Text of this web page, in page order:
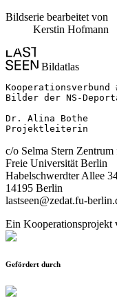
Bildserie bearbeitet von
Kerstin Hofmann
Bildatlas
Kooperationsverbund
Bilder der NS-
Dr. Alina Bothe
Projektleiterin
c/o Selma Stern
Freie Universität Berlin
Habelschwerdter Allee
14195 Berlin
lastseen@zedat.fu-
Ein Kooperationsprojekt
Gefördert durch